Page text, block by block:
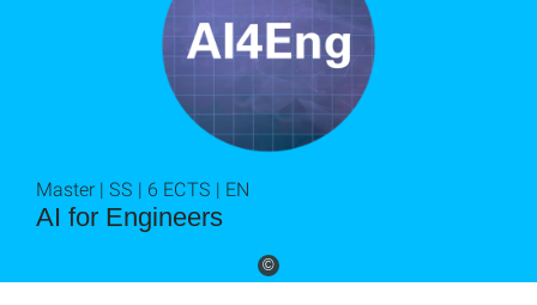
©
AI for Engineers
Master | SS | 6 ECTS | EN